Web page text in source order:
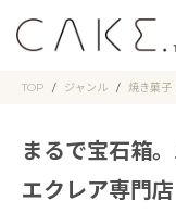
TOP ジャンル 焼き菓子
まるで宝石箱
エクレア専門